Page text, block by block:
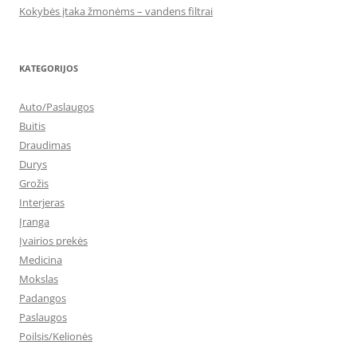
Kokybės įtaka žmonėms – vandens filtrai
KATEGORIJOS
Auto/Paslaugos
Buitis
Draudimas
Durys
Grožis
Interjeras
Įranga
Įvairios prekės
Medicina
Mokslas
Padangos
Paslaugos
Poilsis/Kelionės